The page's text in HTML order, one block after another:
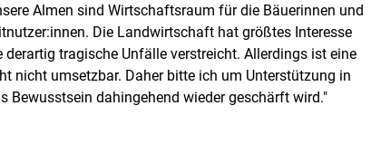
Almen sind Wirtschaftsraum für die Bäuerinnen und
Die Landwirtschaft hat größtes Interesse
tragische Unfälle verstreicht. Allerdings ist eine
nicht umsetzbar. Daher bitte ich um Unterstützung in
Bewusstsein dahingehend wieder geschärft wird."